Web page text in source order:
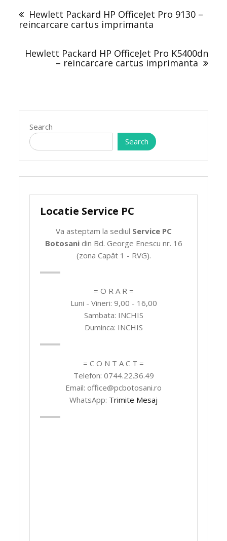
navigation
Hewlett Packard HP OfficeJet Pro 9130 –
reincarcare cartus imprimanta
Hewlett Packard HP OfficeJet Pro K5400dn
– reincarcare cartus imprimanta
Search
Search
Locatie Service PC
Va asteptam la sediul Service PC
Botosanidin Bd. George Enescu nr. 16
(zona Capăt 1 - RVG).
= O R A R =
Luni - Vineri: 9,00 - 16,00
Sambata: INCHIS
Duminca: INCHIS
= C O N T A C T =
Telefon: 0744.22.36.49
Email: office@pcbotosani.ro
WhatsApp: Trimite Mesaj